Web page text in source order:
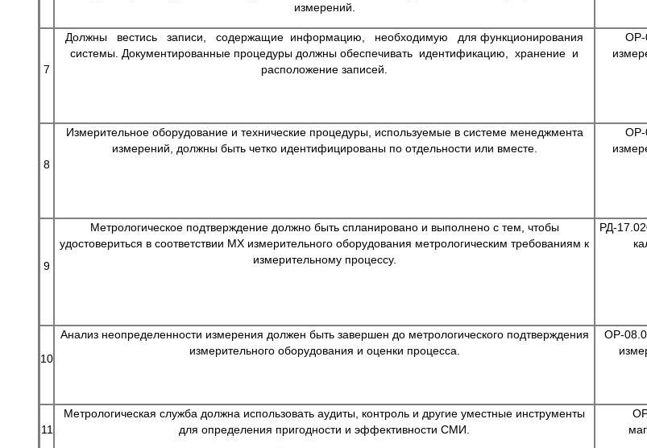
измерений.
7
Должны вестись записи, содержащие информацию, необходимую для функционирования
системы. Документированные процедуры должны обеспечивать идентификацию, хранение и
расположение записей.
ОР-
8
Измерительное оборудование и технические процедуры, используемые в системе менеджмента
измерений, должны быть четко идентифицированы по отдельности или вместе.
ОР-
9
Метрологическое подтверждение должно быть спланировано и выполнено с тем, чтобы
удостовериться в соответствии МХ измерительного оборудования метрологическим требованиям к
измерительному процессу.
РД-
10
Анализ неопределенности измерения должен быть завершен до метрологического подтверждения
измерительного оборудования и оценки процесса.
ОР-
11
Метрологическая служба должна использовать аудиты, контроль и другие уместные инструменты
для определения пригодности и эффективности СМИ.